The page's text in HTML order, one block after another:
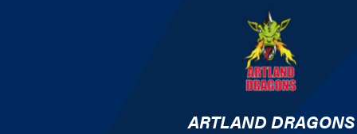
ARTLAND DRAGONS